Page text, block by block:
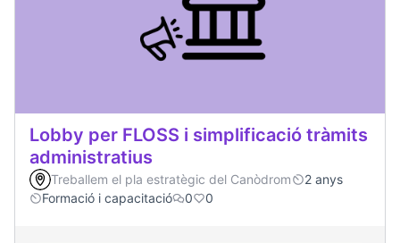
Lobby per FLOSS i simplificació tràmits
administratius
Treballem el pla estratègic del Canòdrom
2 anys
Formació i capacitació
0 0